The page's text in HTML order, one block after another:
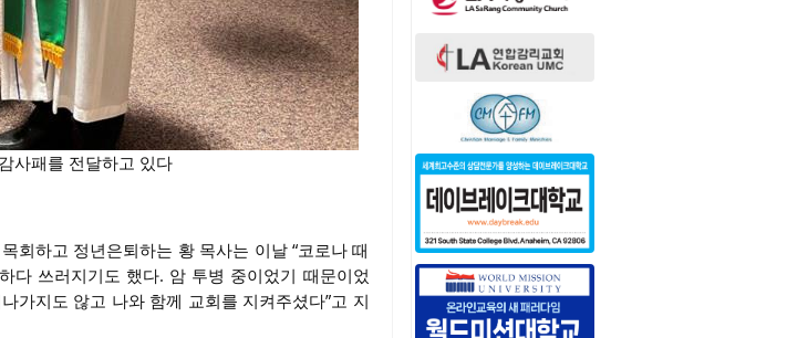
사패를 전달하고 있다
회하고 정년은퇴하는 황 목사는 이날 “코로나 때
다 쓰러지기도 했다. 암 투병 중이었기 때문이었
가지도 않고 나와 함께 교회를 지켜주셨다”고 지